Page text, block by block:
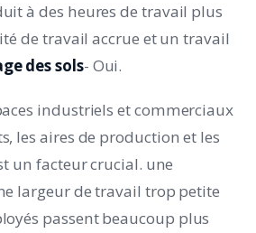
à des heures de travail plus
de travail accrue et un travail
des sols- Oui.
industriels et commerciaux
les aires de production et les
un facteur crucial. une
largeur de travail trop petite
passent beaucoup plus